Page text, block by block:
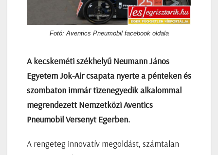
Fotó: Aventics Pneumobil facebook oldala
A kecskeméti székhelyű Neumann János
Egyetem Jok-Air csapata nyerte a pénteken és
szombaton immár tizenegyedik alkalommal
megrendezett Nemzetközi Aventics
Pneumobil Versenyt Egerben.
A rengeteg innovatív megoldást, számtalan